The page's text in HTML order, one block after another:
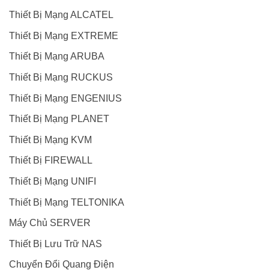
Thiết Bị Mạng ALCATEL
Thiết Bị Mạng EXTREME
Thiết Bị Mạng ARUBA
Thiết Bị Mạng RUCKUS
Thiết Bị Mạng ENGENIUS
Thiết Bị Mạng PLANET
Thiết Bị Mạng KVM
Thiết Bị FIREWALL
Thiết Bị Mạng UNIFI
Thiết Bị Mạng TELTONIKA
Máy Chủ SERVER
Thiết Bị Lưu Trữ NAS
Chuyển Đổi Quang Điện